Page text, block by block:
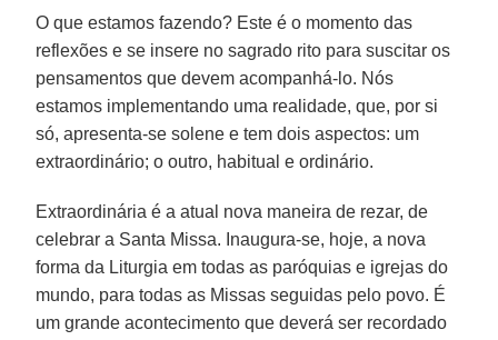
O que estamos fazendo? Este é o momento das
reflexões e se insere no sagrado rito para suscitar os
pensamentos que devem acompanhá-lo. Nós
estamos implementando uma realidade, que, por si
só, apresenta-se solene e tem dois aspectos: um
extraordinário; o outro, habitual e ordinário.
Extraordinária é a atual nova maneira de rezar, de
celebrar a Santa Missa. Inaugura-se, hoje, a nova
forma da Liturgia em todas as paróquias e igrejas do
mundo, para todas as Missas seguidas pelo povo. É
um grande acontecimento que deverá ser recordado